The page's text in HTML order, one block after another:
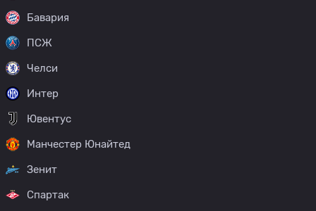
Бавария
ПСЖ
Челси
Интер
Ювентус
Манчестер Юнайтед
Зенит
Спартак